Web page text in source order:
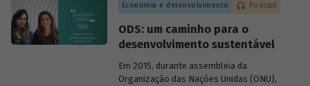
monitorar e avaliar um conjunto de
foram alcançadas e, se necessário,
corrigir rumos.
Economia e desenvolvimento Podcast
ODS: um caminho para o
desenvolvimento sustentável
Em 2015, durante assembleia da
Organização das Nações Unidas (ONU),